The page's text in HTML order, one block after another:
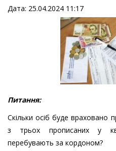
Дата: 25.04.2024 11:17
Питання:
Скільки осіб буде враховано
з трьох прописаних у
перебувають за кордоном?